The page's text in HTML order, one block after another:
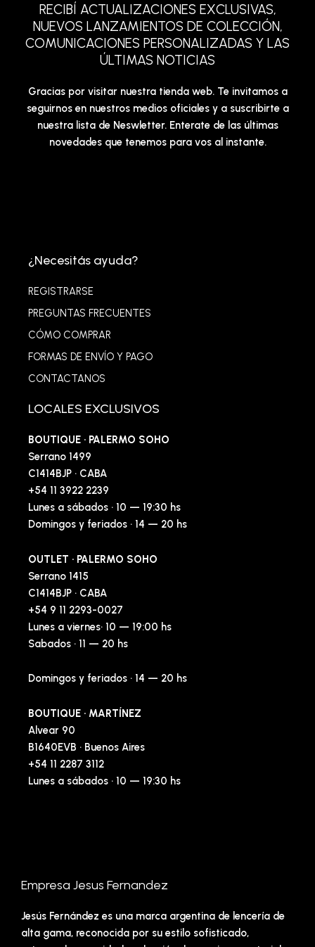
RECIBÍ ACTUALIZACIONES EXCLUSIVAS,
NUEVOS LANZAMIENTOS DE COLECCIÓN,
COMUNICACIONES PERSONALIZADAS Y LAS
ÚLTIMAS NOTICIAS
Gracias por visitar nuestra tienda web. Te invitamos a
seguirnos en nuestros medios oficiales y a suscribirte a
nuestra lista de Neswletter. Enterate de las últimas
novedades que tenemos para vos al instante.
¿Necesitás ayuda?
REGISTRARSE
PREGUNTAS FRECUENTES
CÓMO COMPRAR
FORMAS DE ENVÍO Y PAGO
CONTACTANOS
LOCALES EXCLUSIVOS
BOUTIQUE · PALERMO SOHO
Serrano 1499
C1414BJP · CABA
+54 11 3922 2239
Lunes a sábados · 10 — 19:30 hs
Domingos y feriados · 14 — 20 hs
OUTLET · PALERMO SOHO
Serrano 1415
C1414BJP · CABA
+54 9 11 2293-0027
Lunes a viernes· 10 — 19:00 hs
Sabados · 11 — 20 hs
Domingos y feriados · 14 — 20 hs
BOUTIQUE · MARTÍNEZ
Alvear 90
B1640EVB · Buenos Aires
+54 11 2287 3112
Lunes a sábados · 10 — 19:30 hs
Empresa Jesus Fernandez
Jesús Fernández es una marca argentina de lencería de
alta gama, reconocida por su estilo sofisticado,